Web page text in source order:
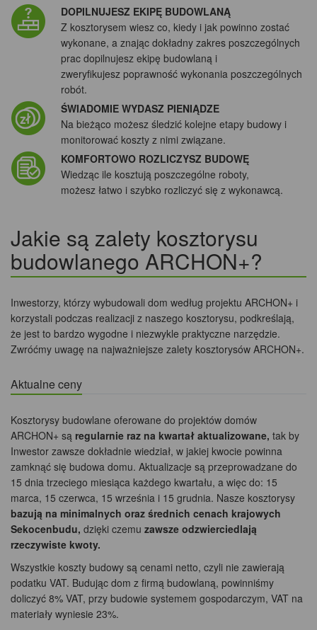
DOPILNUJESZ EKIPĘ BUDOWLANĄ
Z kosztorysem wiesz co, kiedy i jak powinno zostać
wykonane, a znając dokładny zakres poszczególnych
prac dopilnujesz ekipę budowlaną i
zweryfikujesz poprawność wykonania poszczególnych
robót.
ŚWIADOMIE WYDASZ PIENIĄDZE
Na bieżąco możesz śledzić kolejne etapy budowy i
monitorować koszty z nimi związane.
KOMFORTOWO ROZLICZYSZ BUDOWĘ
Wiedząc ile kosztują poszczególne roboty,
możesz łatwo i szybko rozliczyć się z wykonawcą.
Jakie są zalety kosztorysu
budowlanego ARCHON+?
Inwestorzy, którzy wybudowali dom według projektu ARCHON+ i
korzystali podczas realizacji z naszego kosztorysu, podkreślają,
że jest to bardzo wygodne i niezwykle praktyczne narzędzie.
Zwróćmy uwagę na najważniejsze zalety kosztorysów ARCHON+.
Aktualne ceny
Kosztorysy budowlane oferowane do projektów domów
ARCHON+ są regularnie raz na kwartał aktualizowane, tak by
Inwestor zawsze dokładnie wiedział, w jakiej kwocie powinna
zamknąć się budowa domu. Aktualizacje są przeprowadzane do
15 dnia trzeciego miesiąca każdego kwartału, a więc do: 15
marca, 15 czerwca, 15 września i 15 grudnia. Nasze kosztorysy
bazują na minimalnych oraz średnich cenach krajowych
Sekocenbudu, dzięki czemu zawsze odzwierciedlają
rzeczywiste kwoty.
Wszystkie koszty budowy są cenami netto, czyli nie zawierają
podatku VAT. Budując dom z firmą budowlaną, powinniśmy
doliczyć 8% VAT, przy budowie systemem gospodarczym, VAT na
materiały wyniesie 23%.